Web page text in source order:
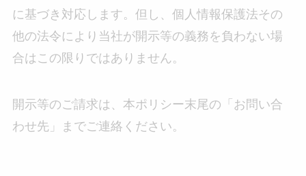
に基づき対応します。但し、個人情報保護法その
他の法令により当社が開示等の義務を負わない場
合はこの限りではありません。
開示等のご請求は、本ポリシー末尾の「お問い合
わせ先」までご連絡ください。